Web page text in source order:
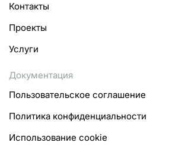
Контакты
Проекты
Услуги
Документация
Пользовательское соглашение
Политика конфиденциальности
Использование cookie